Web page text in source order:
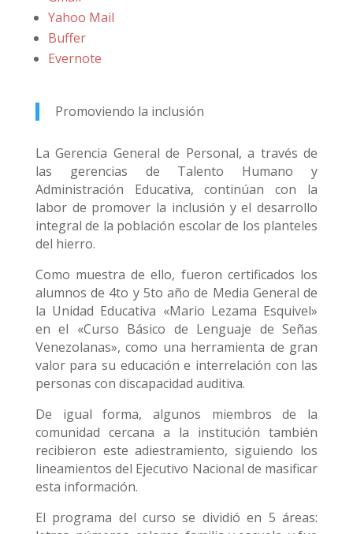
Yahoo Mail
Buffer
Evernote
Promoviendo la inclusión
La Gerencia General de Personal, a través de
las gerencias de Talento Humano y
Administración Educativa, continúan con la
labor de promover la inclusión y el desarrollo
integral de la población escolar de los planteles
del hierro.
Como muestra de ello, fueron certificados los
alumnos de 4to y 5to año de Media General de
la Unidad Educativa «Mario Lezama Esquivel»
en el «Curso Básico de Lenguaje de Señas
Venezolanas», como una herramienta de gran
valor para su educación e interrelación con las
personas con discapacidad auditiva.
De igual forma, algunos miembros de la
comunidad cercana a la institución también
recibieron este adiestramiento, siguiendo los
lineamientos del Ejecutivo Nacional de masificar
esta información.
El programa del curso se dividió en 5 áreas: